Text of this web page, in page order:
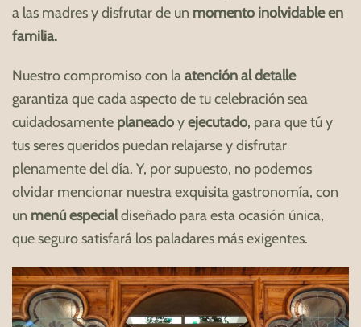
a las madres y disfrutar de un momento inolvidable en
familia.
Nuestro compromiso con laatención al detalle
garantiza que cada aspecto de tu celebración sea
cuidadosamente planeadoyejecutado, para que tú y
tus seres queridos puedan relajarse y disfrutar
plenamente del día. Y, por supuesto, no podemos
olvidar mencionar nuestra exquisita gastronomía, con
un menú especialdiseñado para esta ocasión única,
que seguro satisfará los paladares más exigentes.